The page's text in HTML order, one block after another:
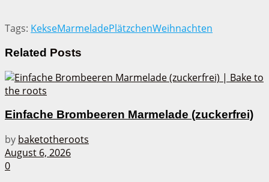
Tags: KekseMarmeladePlätzchenWeihnachten
Related Posts
Einfache Brombeeren Marmelade (zuckerfrei)
by baketotheroots
August 6, 2026
0